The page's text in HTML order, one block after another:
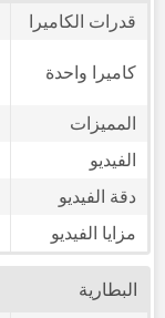
قدرات الكاميرا
كاميرا واحدة
المميزات
الفيديو
دقة الفيديو
مزايا الفيديو
البطارية